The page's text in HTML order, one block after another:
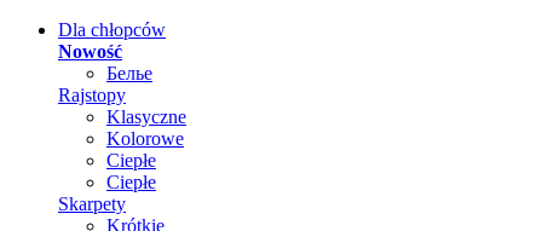
Dla chłopców
Nowość
Белье
Rajstopy
Klasyczne
Kolorowe
Ciepłe
Ciepłe
Skarpety
Krótkie